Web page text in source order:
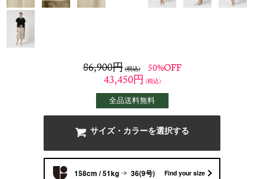
86,900円(税込) 50%OFF
43,450円 (税込)
全品送料無料
サイズ・カラーを選択する
158cm / 51kg 36(9号) Find your size